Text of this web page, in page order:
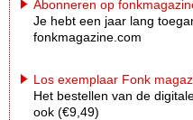
Abonneren op
Je hebt een jaar lang
fonkmagazine.com
Los exemplaar Fonk
Het bestellen van de
ook (€9,49)